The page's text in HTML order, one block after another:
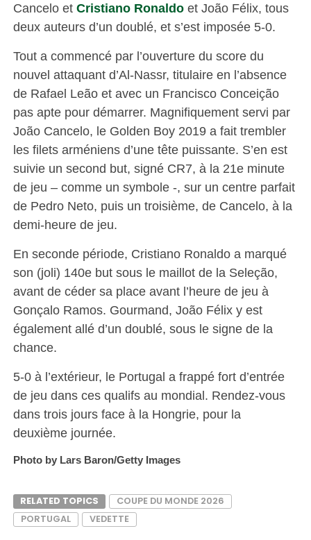
Cancelo et Cristiano Ronaldoet João Félix, tous
deux auteurs d’un doublé, et s’est imposée 5-0.
Tout a commencé par l’ouverture du score du
nouvel attaquant d’Al-Nassr, titulaire en l’absence
de Rafael Leão et avec un Francisco Conceição
pas apte pour démarrer. Magnifiquement servi par
João Cancelo, le Golden Boy 2019 a fait trembler
les filets arméniens d’une tête puissante. S’en est
suivie un second but, signé CR7, à la 21e minute
de jeu – comme un symbole -, sur un centre parfait
de Pedro Neto, puis un troisième, de Cancelo, à la
demi-heure de jeu.
En seconde période, Cristiano Ronaldo a marqué
son (joli) 140e but sous le maillot de la Seleção,
avant de céder sa place avant l’heure de jeu à
Gonçalo Ramos. Gourmand, João Félix y est
également allé d’un doublé, sous le signe de la
chance.
5-0 à l’extérieur, le Portugal a frappé fort d’entrée
de jeu dans ces qualifs au mondial. Rendez-vous
dans trois jours face à la Hongrie, pour la
deuxième journée.
Photo by Lars Baron/Getty Images
RELATED TOPICS
COUPE DU MONDE 2026
PORTUGAL
VEDETTE